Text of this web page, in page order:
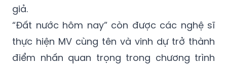
giả.
“Đất nước hôm nay” còn được các nghệ sĩ
thực hiện MV cùng tên và vinh dự trở thành
điểm nhấn quan trọng trong chương trình